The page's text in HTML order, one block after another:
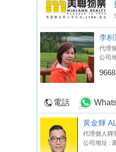
李枳
代理
公司
電話
黃金輝
代理個人牌
公司地址 :